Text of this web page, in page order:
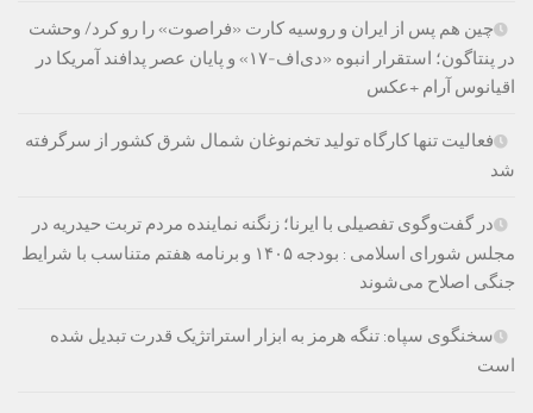
چین هم پس از ایران و روسیه کارت «فراصوت» را رو کرد/ وحشت
در پنتاگون؛ استقرار انبوه «دی‌اف‑۱۷» و پایان عصر پدافند آمریکا در
اقیانوس آرام +عکس
فعالیت تنها کارگاه تولید تخم‌نوغان شمال شرق کشور از سرگرفته
شد
در گفت‌وگوی تفصیلی با ایرنا؛ زنگنه نماینده مردم تربت حیدریه در
مجلس شورای اسلامی : بودجه ۱۴۰۵ و برنامه هفتم متناسب با شرایط
جنگی اصلاح می‌شوند
سخنگوی سپاه: تنگه هرمز به ابزار استراتژیک قدرت تبدیل شده
است